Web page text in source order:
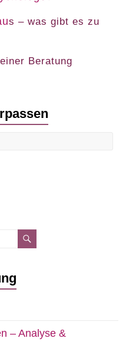
s – was gibt es zu
einer Beratung
– Analyse &